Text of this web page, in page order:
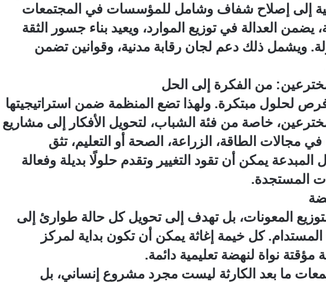
إلى إصلاح شفاف وشامل للمؤسسات في المجتمعات
يضمن العدالة في توزيع الموارد، ويعيد بناء جسور الثقة
ويشمل ذلك دعم لجان رقابة مدنية، وقوانين تضمن
من الفكرة إلى الحل
لحلول مبتكرة. ولهذا تضع المنظمة ضمن استراتيجيتها
خاصة من فئة الشباب، لتحويل الأفكار إلى مشاريع
في مجالات الطاقة، الزراعة، الصحة أو التعليم، تثق
المبدعة يمكن أن تقود التغيير وتقدم حلولًا بديلة وفعالة
المستجدة.
المعونات، بل تهدف إلى تحويل كل حالة طوارئ إلى
المستدام. كل خيمة إغاثة يمكن أن تكون بداية لمركز
نواة لنهضة تعليمية دائمة.
ما بعد الكارثة ليست مجرد مشروع إنساني، بل